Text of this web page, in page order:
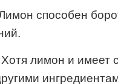
способен
Хотя лимон и имеет